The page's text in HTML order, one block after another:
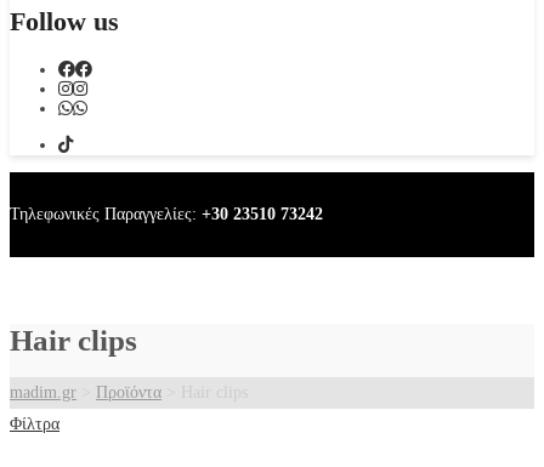
Follow us
Τηλεφωνικές Παραγγελίες: +30 23510 73242
Hair clips
madim.gr Προϊόντα
Φίλτρα